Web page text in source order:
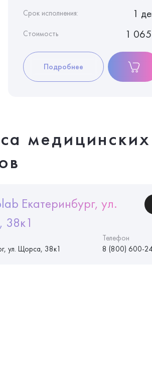
Срок исполнения: 1
Стоимость 1
Подробнее
медицинских
Екатеринбург, ул.
ул. Щорса, 38к1
Телефон
8 (800) 600-